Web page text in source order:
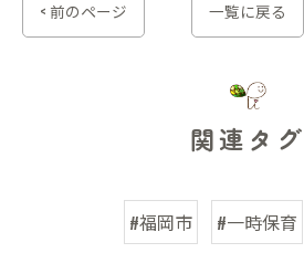
< 前のページ 一覧に戻る
関連タグ
#福岡市 #一時保育